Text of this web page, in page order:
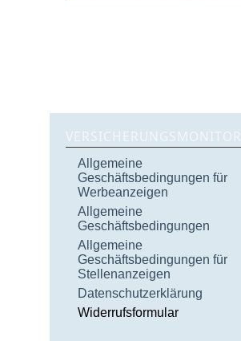
VERSICHERUNGSMONITOR
Allgemeine
Geschäftsbedingungen für
Werbeanzeigen
Allgemeine
Geschäftsbedingungen
Allgemeine
Geschäftsbedingungen für
Stellenanzeigen
Datenschutzerklärung
Widerrufsformular